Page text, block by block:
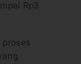
Rp3
proses